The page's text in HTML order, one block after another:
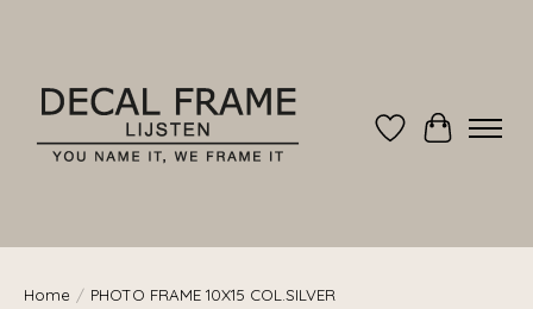
Verlanglijst
Home / PHOTO FRAME 10X15 COL.SILVER